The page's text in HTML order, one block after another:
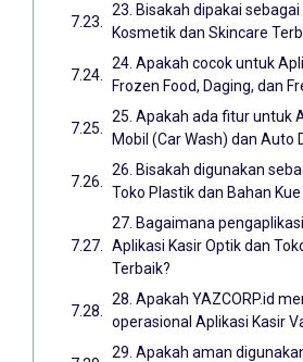
23. Bisakah dipakai
Kosmetik dan Skincare
24. Apakah cocok untuk
Frozen Food, Daging, dan
25. Apakah ada fitur untuk
Mobil (Car Wash) dan Auto
26. Bisakah digunakan
Toko Plastik dan Bahan
27. Bagaimana
Aplikasi Kasir Optik dan
Terbaik?
28. Apakah YAZCORP.id
operasional Aplikasi Kasir
29. Apakah aman